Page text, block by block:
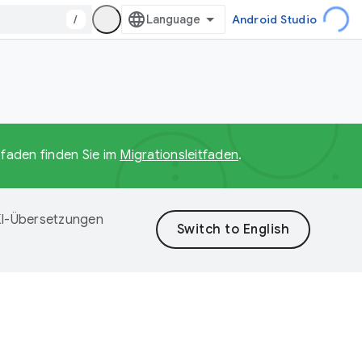
/ Android Studio
finden Sie im Migrationsleitfaden.
Übersetzungen